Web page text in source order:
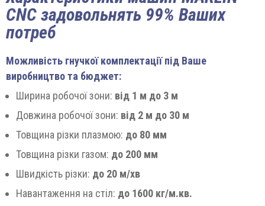
CNC задовольнять 99% Ваших
потреб
Можливість гнучкої комплектації під Ваше
виробництво та бюджет:
Ширина робочої зони: від 1 м до 3 м
Довжина робочої зони: від 2 м до 30 м
Товщина різки плазмою: до 80 мм
Товщина різки газом: до 200 мм
Швидкість різки: до 20 м/хв
Навантаження на стіл: до 1600 кг/м.кв.